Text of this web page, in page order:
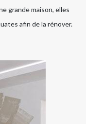
grande maison, elles
afin de la rénover.